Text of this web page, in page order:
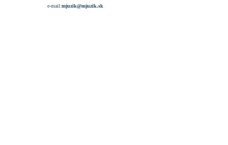
e-mail:mjuzik@mjuzik.sk